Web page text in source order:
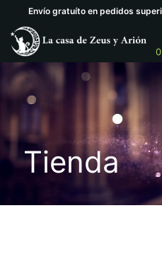
Envío gratuíto en pedidos
Tienda